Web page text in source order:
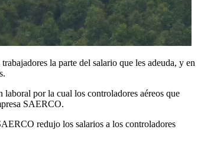
la parte del salario que les adeuda, y en
por la cual los controladores aéreos que
SAERCO.
redujo los salarios a los controladores